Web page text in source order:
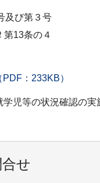
及び第３号
第13条の４
：233KB）
児等の状況確認の
せ